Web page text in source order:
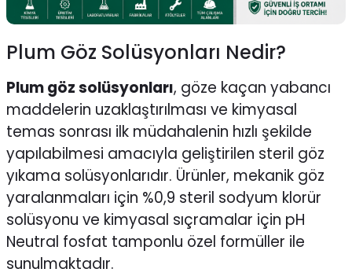
Plum Göz Solüsyonları Nedir?
Plum göz solüsyonları, göze kaçan yabancı
maddelerin uzaklaştırılması ve kimyasal
temas sonrası ilk müdahalenin hızlı şekilde
yapılabilmesi amacıyla geliştirilen steril göz
yıkama solüsyonlarıdır. Ürünler, mekanik göz
yaralanmaları için %0,9 steril sodyum klorür
solüsyonu ve kimyasal sıçramalar için pH
Neutral fosfat tamponlu özel formüller ile
sunulmaktadır.